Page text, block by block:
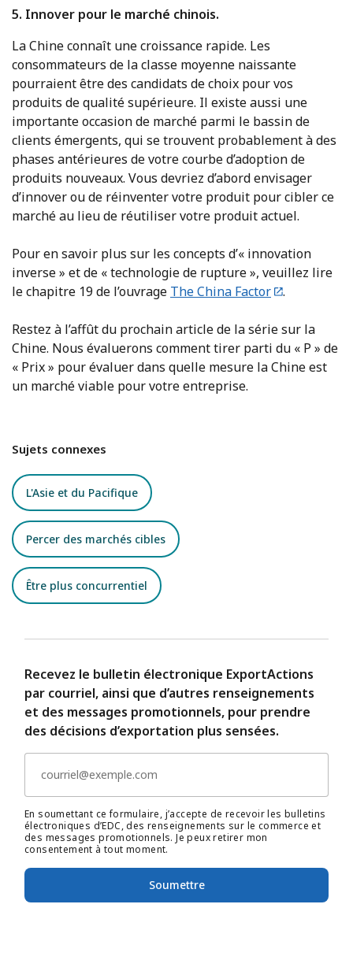
5. Innover pour le marché chinois.
La Chine connaît une croissance rapide. Les
consommateurs de la classe moyenne naissante
pourraient être des candidats de choix pour vos
produits de qualité supérieure. Il existe aussi une
importante occasion de marché parmi le bassin de
clients émergents, qui se trouvent probablement à des
phases antérieures de votre courbe d’adoption de
produits nouveaux. Vous devriez d’abord envisager
d’innover ou de réinventer votre produit pour cibler ce
marché au lieu de réutiliser votre produit actuel.
Pour en savoir plus sur les concepts d’« innovation
inverse » et de « technologie de rupture », veuillez lire
le chapitre 19 de l’ouvrage The China Factor .
Restez à l’affût du prochain article de la série sur la
Chine. Nous évaluerons comment tirer parti du « P » de
« Prix » pour évaluer dans quelle mesure la Chine est
un marché viable pour votre entreprise.
Sujets connexes
L'Asie et du Pacifique
Percer des marchés cibles
Être plus concurrentiel
Recevez le bulletin électronique ExportActions
par courriel, ainsi que d’autres renseignements
et des messages promotionnels, pour prendre
des décisions d’exportation plus sensées.
En soumettant ce formulaire, j’accepte de recevoir les bulletins
électroniques d’EDC, des renseignements sur le commerce et
des messages promotionnels. Je peux retirer mon
consentement à tout moment.
Soumettre